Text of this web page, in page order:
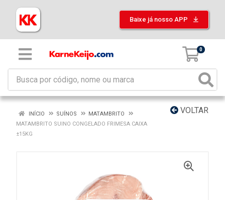
Baixe já nosso APP
0
VOLTAR
INÍCIO SUÍNOS
MATAMBRITO
MATAMBRITO SUINO CONGELADO FRIMESA CAIXA
±15KG